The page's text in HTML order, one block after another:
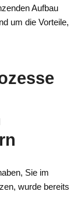
Aufbau
um die Vorteile,
Sie im
wurde bereits